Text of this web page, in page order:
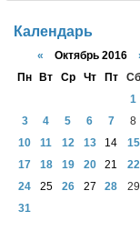
Календарь
« Октябрь 2016
Пн
Вт Ср Чт Пт Сб
1
3
4 5 6 7 8
10
11 12 13 14 15
17
18 19 20 21 22
24
25 26 27 28 29
31